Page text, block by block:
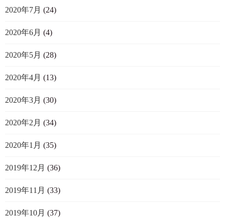
2020年7月 (24)
2020年6月 (4)
2020年5月 (28)
2020年4月 (13)
2020年3月 (30)
2020年2月 (34)
2020年1月 (35)
2019年12月 (36)
2019年11月 (33)
2019年10月 (37)